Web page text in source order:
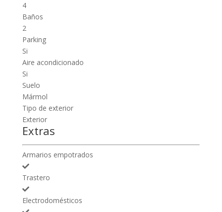
4
Baños
2
Parking
Si
Aire acondicionado
Si
Suelo
Mármol
Tipo de exterior
Exterior
Extras
Armarios empotrados
Trastero
Electrodomésticos